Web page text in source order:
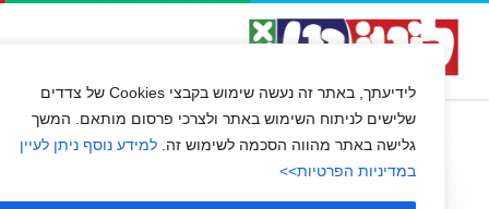
לידיעתך, באתר זה נעשה שימוש בקבצי Cookies של צדדים
שלישים לניתוח השימוש באתר ולצרכי פרסום מותאם. המשך
גלישה באתר מהווה הסכמה לשימוש זה. למידע נוסף ניתן לעיין
במדיניות הפרטיות>>
שוות